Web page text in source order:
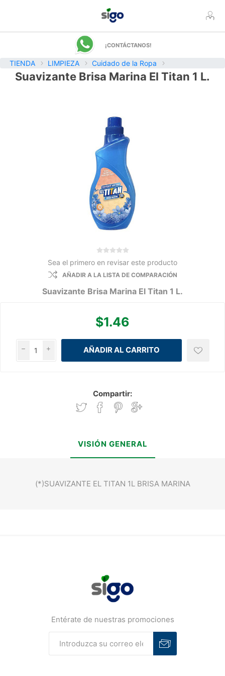
¡CONTÁCTANOS!
TIENDA LIMPIEZA Cuidado de la Ropa
Suavizante Brisa Marina El Titan 1 L.
Sea el primero en revisar este producto
AÑADIR A LA LISTA DE COMPARACIÓN
Suavizante Brisa Marina El Titan 1 L.
$1.46
i
h
Compartir:
VISIÓN GENERAL
(*)SUAVIZANTE EL TITAN 1L BRISA MARINA
Entérate de nuestras promociones